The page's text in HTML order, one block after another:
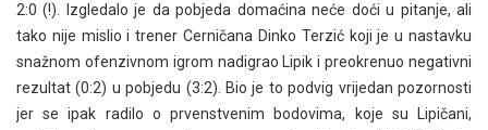
2:0 (!). Izgledalo je da pobjeda domaćina neće doći u pitanje, ali
tako nije mislio i trener Cerničana Dinko Terzić koji je u nastavku
snažnom ofenzivnom igrom nadigrao Lipik i preokrenuo negativni
rezultat (0:2) u pobjedu (3:2). Bio je to podvig vrijedan pozornosti
jer se ipak radilo o prvenstvenim bodovima, koje su Lipičani,